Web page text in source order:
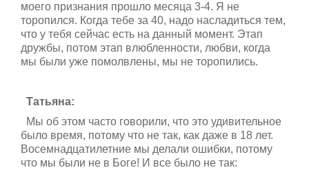
моего признания прошло месяца 3-4. Я не
торопился. Когда тебе за 40, надо насладиться тем,
что у тебя сейчас есть на данный момент. Этап
дружбы, потом этап влюбленности, любви, когда
мы были уже помолвлены, мы не торопились.
Татьяна:
Мы об этом часто говорили, что это удивительное
было время, потому что не так, как даже в 18 лет.
Восемнадцатилетние мы делали ошибки, потому
что мы были не в Боге! И все было не так: